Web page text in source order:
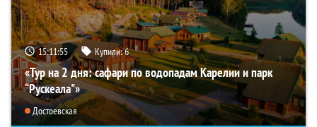
15:11:54 Купили:6
«Тур на 2 дня: сафари по водопадам Карелии и парк
“Рускеала"»
Достоевская